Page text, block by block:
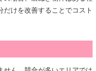
だけを改善することでコスト